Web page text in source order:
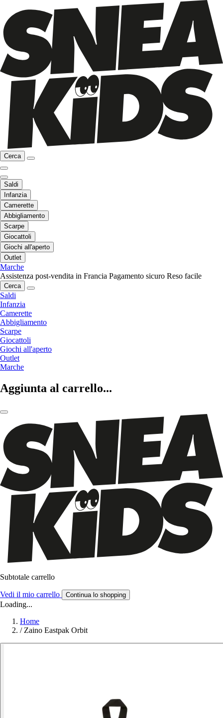
Cerca
Saldi
Infanzia
Camerette
Abbigliamento
Scarpe
Giocattoli
Giochi all'aperto
Outlet
Marche
Assistenza post-vendita in Francia Pagamento sicuro Reso facile
Cerca
Saldi
Infanzia
Camerette
Abbigliamento
Scarpe
Giocattoli
Giochi all'aperto
Outlet
Marche
Aggiunta al carrello...
Subtotale carrello
Vedi il mio carrello Continua lo shopping
Loading...
Home
/ Zaino Eastpak Orbit